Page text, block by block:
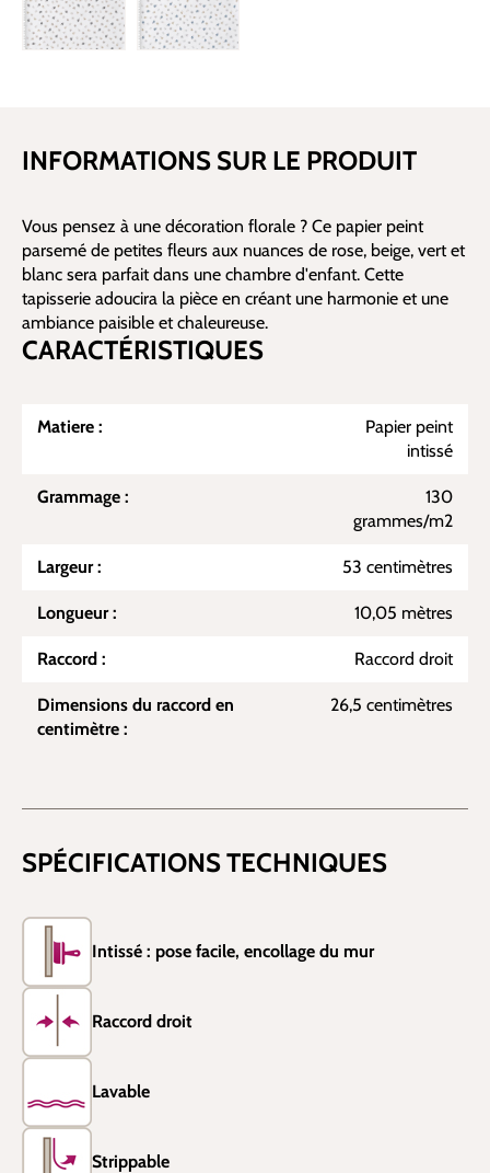
INFORMATIONS SUR LE PRODUIT
Vous pensez à une décoration florale ? Ce papier peint
parsemé de petites fleurs aux nuances de rose, beige, vert et
blanc sera parfait dans une chambre d'enfant. Cette
tapisserie adoucira la pièce en créant une harmonie et une
ambiance paisible et chaleureuse.
CARACTÉRISTIQUES
Matiere :
Papier peint
intissé
Grammage :
130
grammes/m2
Largeur : 53 centimètres
Longueur : 10,05 mètres
Raccord : Raccord droit
Dimensions du raccord en
centimètre :
26,5 centimètres
SPÉCIFICATIONS TECHNIQUES
Intissé : pose facile, encollage du mur
Raccord droit
Lavable
Strippable